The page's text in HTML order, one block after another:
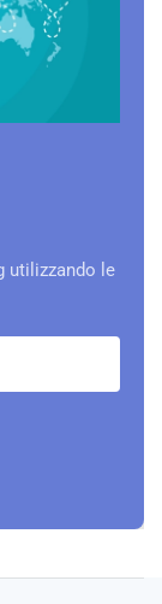
utilizzando le